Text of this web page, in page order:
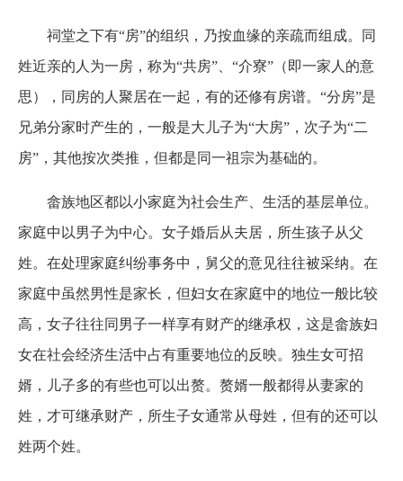
祠堂之下有“房”的组织，乃按血缘的亲疏而组成。同
姓近亲的人为一房，称为“共房”、“介寮”（即一家人的意
思），同房的人聚居在一起，有的还修有房谱。“分房”是
兄弟分家时产生的，一般是大儿子为“大房”，次子为“二
房”，其他按次类推，但都是同一祖宗为基础的。
畲族地区都以小家庭为社会生产、生活的基层单位。
家庭中以男子为中心。女子婚后从夫居，所生孩子从父
姓。在处理家庭纠纷事务中，舅父的意见往往被采纳。在
家庭中虽然男性是家长，但妇女在家庭中的地位一般比较
高，女子往往同男子一样享有财产的继承权，这是畲族妇
女在社会经济生活中占有重要地位的反映。独生女可招
婿，儿子多的有些也可以出赘。赘婿一般都得从妻家的
姓，才可继承财产，所生子女通常从母姓，但有的还可以
姓两个姓。